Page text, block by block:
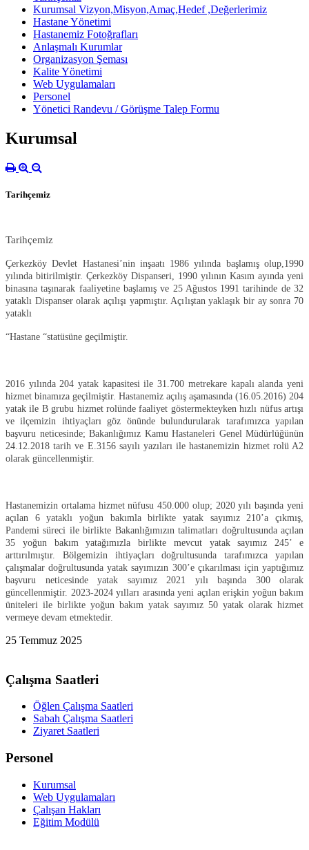
Kurumsal Vizyon,Misyon,Amaç,Hedef ,Değerlerimiz
Hastane Yönetimi
Hastanemiz Fotoğrafları
Anlaşmalı Kurumlar
Organizasyon Şeması
Kalite Yönetimi
Web Uygulamaları
Personel
Yönetici Randevu / Görüşme Talep Formu
Kurumsal
Tarihçemiz
Tarihçemiz
Çerkezköy Devlet Hastanesi’nin inşaatı 1986 yılında başlamış olup,1990
yılında bitirilmiştir. Çerkezköy Dispanseri, 1990 yılının Kasım ayında yeni
binasına taşınarak faaliyetine başlamış ve 25 Ağustos 1991 tarihinde de 32
yataklı Dispanser olarak açılışı yapmıştır. Açılıştan yaklaşık bir ay sonra 70
yataklı
“Hastane “statüsüne geçilmiştir.
2016 yılında 204 yatak kapasitesi ile 31.700 metrekare kapalı alanda yeni
hizmet binamıza geçilmiştir. Hastanemiz açılış aşamasında (16.05.2016) 204
yatak ile B grubu hizmet rolünde faaliyet göstermekteyken hızlı nüfus artışı
ve ilçemizin ihtiyaçları göz önünde bulundurularak tarafımızca yapılan
başvuru neticesinde; Bakanlığımız Kamu Hastaneleri Genel Müdürlüğünün
24.12.2018 tarih ve E.3156 sayılı yazıları ile hastanemizin hizmet rolü A2
olarak güncellenmiştir.
Hastanemizin ortalama hizmet nüfusu 450.000 olup; 2020 yılı başında yeni
açılan 6 yataklı yoğun bakımla birlikte yatak sayımız 210’a çıkmış,
Pandemi süreci ile birlikte Bakanlığımızın talimatları doğrultusunda açılan
35 yoğun bakım yatağımızla birlikte mevcut yatak sayımız 245’ e
arttırılmıştır. Bölgemizin ihtiyaçları doğrultusunda tarafımızca yapılan
çalışmalar doğrultusunda yatak sayımızın 300’e çıkarılması için yaptığımız
başvuru neticesinde yatak sayımız 2021 yılı başında 300 olarak
güncellenmiştir. 2023-2024 yılları arasında yeni açılan erişkin yoğun bakım
üniteleri ile birlikte yoğun bakım yatak sayımız 50 yatak olarak hizmet
vermeye devam etmektedir.
25 Temmuz 2025
Çalışma Saatleri
Öğlen Çalışma Saatleri
Sabah Çalışma Saatleri
Ziyaret Saatleri
Personel
Kurumsal
Web Uygulamaları
Çalışan Hakları
Eğitim Modülü